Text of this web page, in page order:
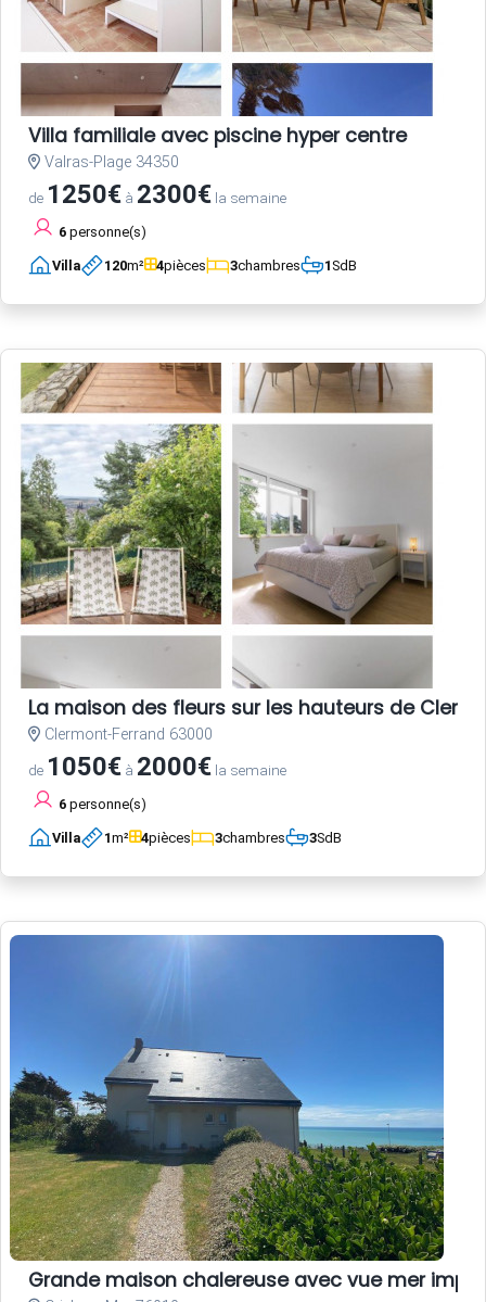
Villa familiale avec piscine hyper centre
Valras-Plage 34350
de 1250€ à 2300€ la semaine
6 personne(s)
Villa 120m² 4pièces 3chambres 1SdB
La maison des fleurs sur les hauteurs de
Clermont-Ferrand 63000
de 1050€ à 2000€ la semaine
6 personne(s)
Villa 1m² 4pièces 3chambres 3SdB
Grande maison chalereuse avec vue mer